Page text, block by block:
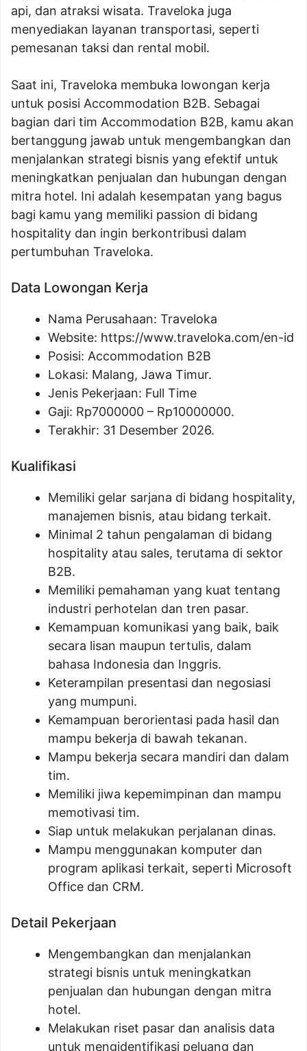
api, dan atraksi wisata. Traveloka juga
menyediakan layanan transportasi, seperti
pemesanan taksi dan rental mobil.
Saat ini, Traveloka membuka lowongan kerja
untuk posisi Accommodation B2B. Sebagai
bagian dari tim Accommodation B2B, kamu akan
bertanggung jawab untuk mengembangkan dan
menjalankan strategi bisnis yang efektif untuk
meningkatkan penjualan dan hubungan dengan
mitra hotel. Ini adalah kesempatan yang bagus
bagi kamu yang memiliki passion di bidang
hospitality dan ingin berkontribusi dalam
pertumbuhan Traveloka.
Data Lowongan Kerja
Nama Perusahaan: Traveloka
Website: https://www.traveloka.com/en-id
Posisi: Accommodation B2B
Lokasi: Malang, Jawa Timur.
Jenis Pekerjaan: Full Time
Gaji: Rp7000000 – Rp10000000.
Terakhir: 31 Desember 2026.
Kualifikasi
Memiliki gelar sarjana di bidang hospitality,
manajemen bisnis, atau bidang terkait.
Minimal 2 tahun pengalaman di bidang
hospitality atau sales, terutama di sektor
B2B.
Memiliki pemahaman yang kuat tentang
industri perhotelan dan tren pasar.
Kemampuan komunikasi yang baik, baik
secara lisan maupun tertulis, dalam
bahasa Indonesia dan Inggris.
Keterampilan presentasi dan negosiasi
yang mumpuni.
Kemampuan berorientasi pada hasil dan
mampu bekerja di bawah tekanan.
Mampu bekerja secara mandiri dan dalam
tim.
Memiliki jiwa kepemimpinan dan mampu
memotivasi tim.
Siap untuk melakukan perjalanan dinas.
Mampu menggunakan komputer dan
program aplikasi terkait, seperti Microsoft
Office dan CRM.
Detail Pekerjaan
Mengembangkan dan menjalankan
strategi bisnis untuk meningkatkan
penjualan dan hubungan dengan mitra
hotel.
Melakukan riset pasar dan analisis data
untuk mengidentifikasi peluang dan